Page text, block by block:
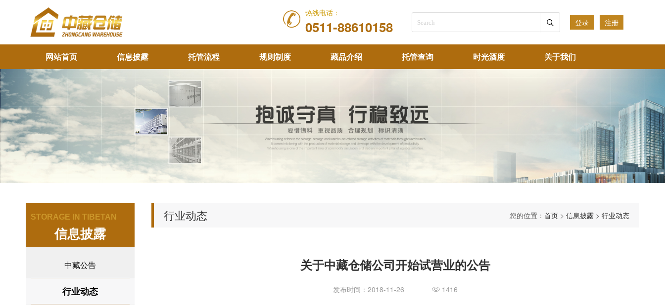
热线电话：
0511-88610158 登录 注册
网站首页 信息披露 托管流程 规则制度 藏品介绍 托管查询 时光酒度 关于我们
STORAGE IN TIBETAN
信息披露
中藏公告
行业动态
行业动态 您的位置： 首页 > 信息披露 > 行业动态
关于中藏仓储公司开始试营业的公告
发布时间：2018-11-26  1416